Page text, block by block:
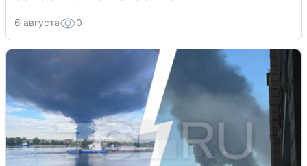
6 августа 0